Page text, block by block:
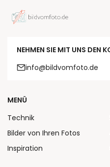
NEHMEN SIE MIT UNS DEN
info@bildvomfoto.de
MENÜ
Technik
Bilder von Ihren Fotos
Inspiration